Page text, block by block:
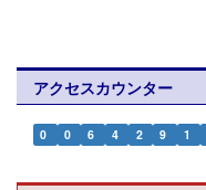
アクセスカウンター
0 0 6 4 2 9 1